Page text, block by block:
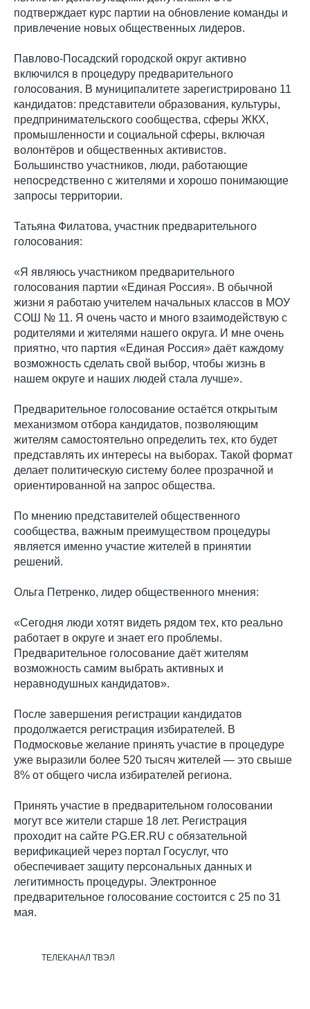
подтверждает курс партии на обновление команды и
привлечение новых общественных лидеров.
Павлово-Посадский городской округ активно
включился в процедуру предварительного
голосования. В муниципалитете зарегистрировано 11
кандидатов: представители образования, культуры,
предпринимательского сообщества, сферы ЖКХ,
промышленности и социальной сферы, включая
волонтёров и общественных активистов.
Большинство участников, люди, работающие
непосредственно с жителями и хорошо понимающие
запросы территории.
Татьяна Филатова, участник предварительного
голосования:
«Я являюсь участником предварительного
голосования партии «Единая Россия». В обычной
жизни я работаю учителем начальных классов в МОУ
СОШ № 11. Я очень часто и много взаимодействую с
родителями и жителями нашего округа. И мне очень
приятно, что партия «Единая Россия» даёт каждому
возможность сделать свой выбор, чтобы жизнь в
нашем округе и наших людей стала лучше».
Предварительное голосование остаётся открытым
механизмом отбора кандидатов, позволяющим
жителям самостоятельно определить тех, кто будет
представлять их интересы на выборах. Такой формат
делает политическую систему более прозрачной и
ориентированной на запрос общества.
По мнению представителей общественного
сообщества, важным преимуществом процедуры
является именно участие жителей в принятии
решений.
Ольга Петренко, лидер общественного мнения:
«Сегодня люди хотят видеть рядом тех, кто реально
работает в округе и знает его проблемы.
Предварительное голосование даёт жителям
возможность самим выбрать активных и
неравнодушных кандидатов».
После завершения регистрации кандидатов
продолжается регистрация избирателей. В
Подмосковье желание принять участие в процедуре
уже выразили более 520 тысяч жителей — это свыше
8% от общего числа избирателей региона.
Принять участие в предварительном голосовании
могут все жители старше 18 лет. Регистрация
проходит на сайте PG.ER.RU с обязательной
верификацией через портал Госуслуг, что
обеспечивает защиту персональных данных и
легитимность процедуры. Электронное
предварительное голосование состоится с 25 по 31
мая.
ТЕЛЕКАНАЛ ТВЭЛ